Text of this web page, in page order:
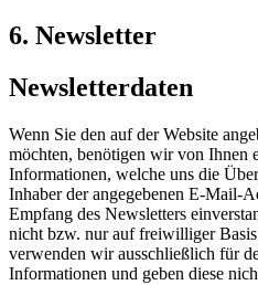
6. Newsletter
Newsletterdaten
Wenn Sie den auf der Website
möchten, benötigen wir von Ihnen
Informationen, welche uns die
Inhaber der angegebenen E-Mail-
Empfang des Newsletters
nicht bzw. nur auf freiwilliger
verwenden wir ausschließlich für
Informationen und geben diese